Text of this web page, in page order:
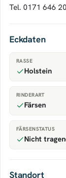
Tel. 0171 646
Eckdaten
RASSE
Holstein
RINDERART
Färsen
FÄRSENSTATUS
Nicht
Standort